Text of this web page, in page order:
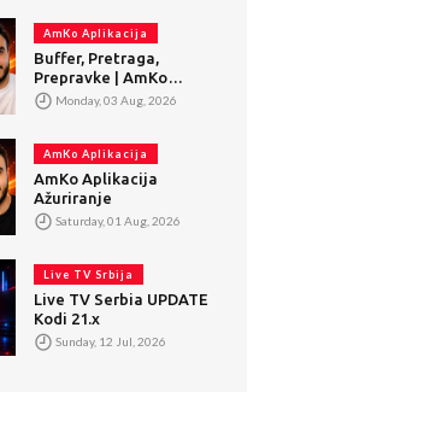
AmKo Aplikacija
Buffer, Pretraga,
Prepravke | AmKo
Veliki Update
Monday, 03 Aug, 2026
AmKo Aplikacija
AmKo Aplikacija
Ažuriranje
Saturday, 01 Aug, 2026
Live TV Srbija
Live TV Serbia UPDATE
Kodi 21.x
Sunday, 12 Jul, 2026